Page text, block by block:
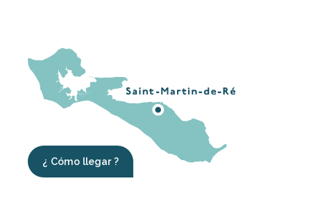
¿ Cómo llegar ?